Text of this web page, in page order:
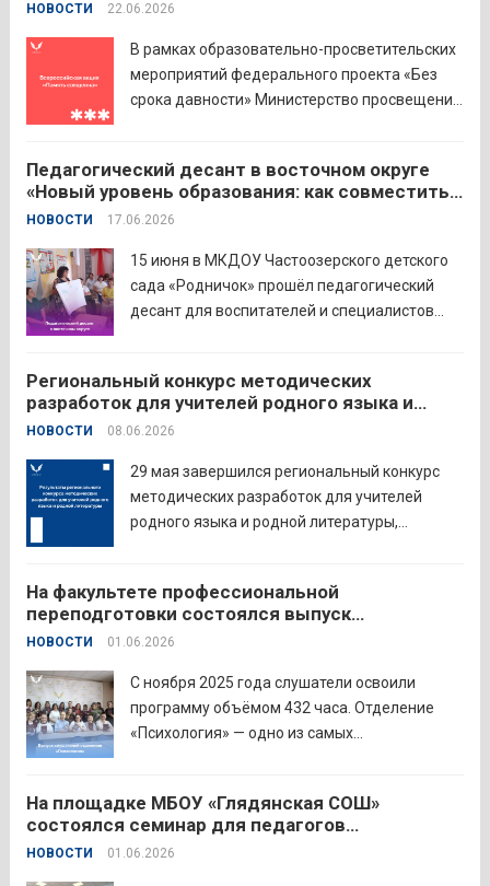
инвестиций. В Курганской области
филиал Финуниверситета. 16 семей-
победителей... Читать дальше
НОВОСТИ 22.06.2026
В рамках образовательно-просветительских
мероприятий федерального проекта «Без
срока давности» Министерство просвещения
проводят всероссийскую акцию «Память
священна». 22 июня 2026 года Россия
отмечает 85-ю годовщину начала Великой
Отечественной войны. Просим на страницах
школ в...
Педагогический десант в восточном округе
«Новый уровень образования: как совместить
качество и эффективность»
НОВОСТИ 17.06.2026
15 июня в МКДОУ Частоозерского детского
сада «Родничок» прошёл педагогический
десант для воспитателей и специалистов
педагогов восточного округа для повышения
профессиональных компетенций и
знакомства с актуальными подходами к
работе с детьми....
Региональный конкурс методических
разработок для учителей родного языка и
родной литературы
НОВОСТИ 08.06.2026
29 мая завершился региональный конкурс
методических разработок для учителей
родного языка и родной литературы,
инновационными подходами в
преподавании родного языка и родной
литературы. Цели конкурса: — выявление и
распространение передового
педагогического...
Читать дальше
На факультете профессиональной
переподготовки состоялся выпуск
слушателей отделения «Психология»
НОВОСТИ 01.06.2026
С ноября 2025 года слушатели освоили
программу объёмом 432 часа. Отделение
«Психология» — одно из самых
квалифицированных педагогов-психологов в
общеобразовательных организациях. Все
выпускники успешно прошли итоговую
На площадке МБОУ «Глядянская СОШ»
состоялся семинар для педагогов
Центрального образовательного округа
НОВОСТИ 01.06.2026